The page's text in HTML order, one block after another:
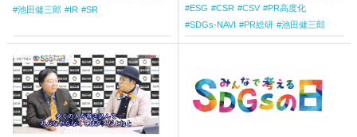
池田健三郎
IR SR
ESG
CSR CSV
PR高度化
SDGs-NAVI
PR総研 池田健三郎